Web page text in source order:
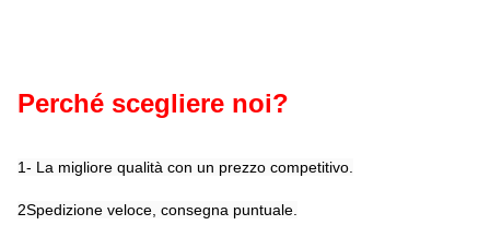
Perché scegliere noi?
1- La migliore qualità con un prezzo competitivo.
2Spedizione veloce, consegna puntuale.